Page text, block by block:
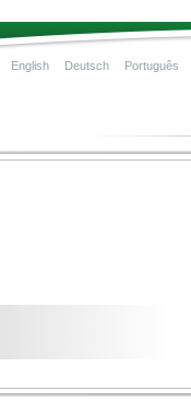
English Deutsch Português